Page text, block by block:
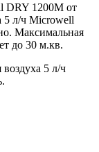
DRY 1200M от
5 л/ч Microwell
Максимальная
до 30 м.кв.
5 л/ч